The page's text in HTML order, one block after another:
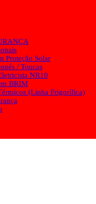
Proteção Solar
/ Toucas
NR10
BRIM
(Linha Frigorífica)